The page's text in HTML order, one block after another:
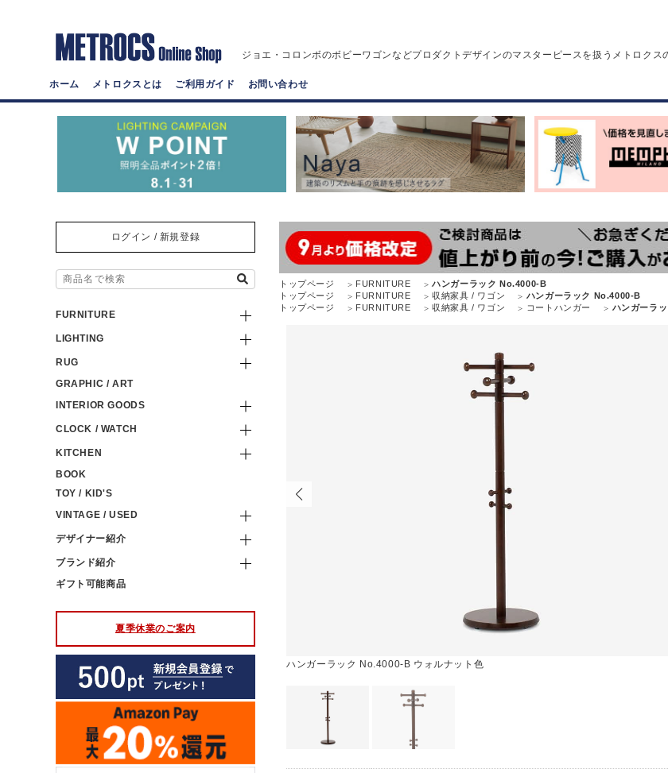
ジョエ・コロンボのボビーワゴンなどプロダクトデザインのマスターピースを扱うメトロクス
ホーム メトロクスとは ご利用ガイド お問い合わせ
ログイン / 新規登録
FURNITURE
LIGHTING
RUG
GRAPHIC / ART
INTERIOR GOODS
CLOCK / WATCH
KITCHEN
BOOK
TOY / KID'S
VINTAGE / USED
デザイナー紹介
ブランド紹介
ギフト可能商品
夏季休業のご案内
トップページ FURNITURE
ハンガーラック No.4000-B
トップページ
FURNITURE 収納家具 / ワゴン
ハンガーラック No.4000-B
トップページ
FURNITURE 収納家具 / ワゴン コートハンガー ハンガーラ
ハンガーラック No.4000-B ウォルナット色